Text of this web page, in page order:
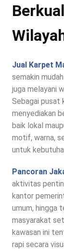
Jual Karpet
semakin
juga melayani
Sebagai pusat
menyediakan
baik lokal
motif, warna,
untuk
Pancoran
aktivitas
kantor
umum, hingga
masyarakat
kawasan ini
rapi secara